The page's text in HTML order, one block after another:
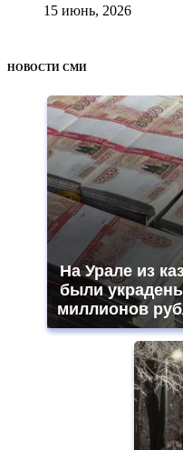
15 июнь, 2026
НОВОСТИ СМИ
На Урале из
были
миллионов